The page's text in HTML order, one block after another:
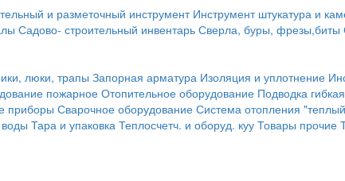
и разметочный инструмент Инструмент штукатура и
Садово- строительный инвентарь Сверла, буры, фрезы,биты
люки, трапы Запорная арматура Изоляция и уплотнение
пожарноеОтопительное оборудование Подводка
приборы Сварочное оборудование Система отопления
Тара и упаковка Теплосчетч. и оборуд. куу Товары прочие